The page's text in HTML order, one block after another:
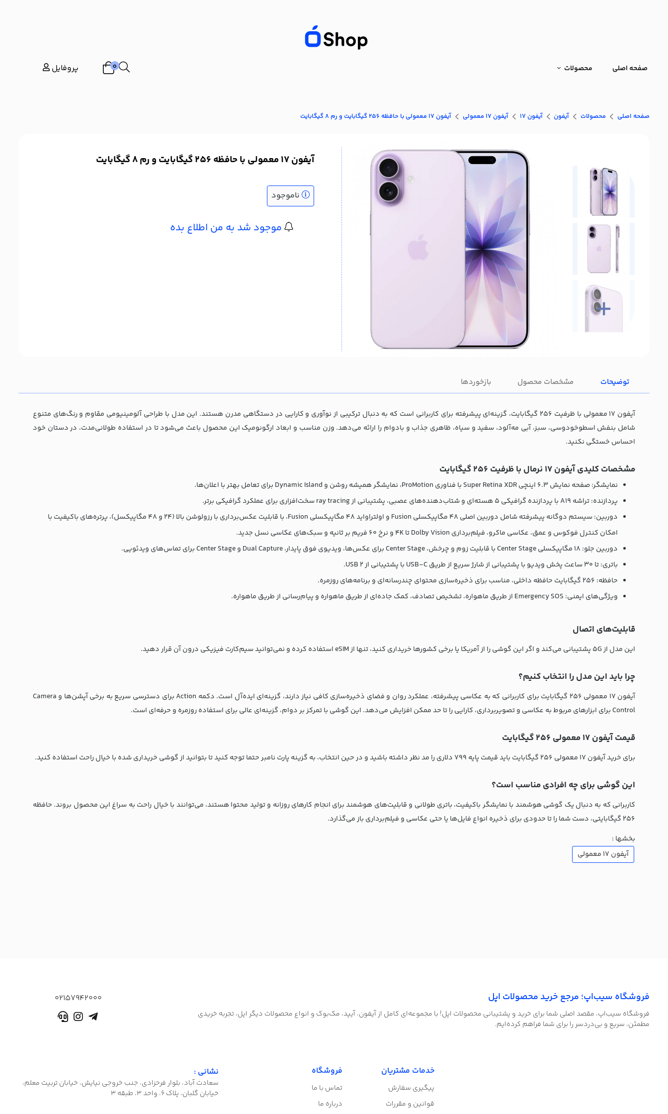
صفحه اصلی محصولات 0 پروفایل
صفحه اصلی محصولات آیفون آیفون 17 آیفون 17 معمولی آیفون 17 معمولی با حافظه 256 گیگابایت و رم 8 گیگابایت
آیفون 17 معمولی با حافظه 256 گیگابایت و رم 8 گیگابایت
ناموجود
موجود شد به من اطلاع بده
توضیحات مشخصات محصول بازخوردها
آیفون 17 معمولی با ظرفیت 256 گیگابایت، گزینه‌ای پیشرفته برای کاربرانی است که به دنبال ترکیبی از نوآوری و کارایی در دستگاهی مدرن هستند. این مدل با طراحی آلومینیومی مقاوم و رنگ‌های متنوع
شامل بنفش اسطوخودوسی، سبز، آبی مه‌آلود، سفید و سیاه، ظاهری جذاب و بادوام را ارائه می‌دهد. وزن مناسب و ابعاد ارگونومیک این محصول باعث می‌شود تا در استفاده طولانی‌مدت، در دستان خود
احساس خستگی نکنید.
مشخصات کلیدی آیفون 17 نرمال با ظرفیت 256 گیگابایت
نمایشگر: صفحه نمایش 6.3 اینچی Super Retina XDR با فناوری ProMotion، نمایشگر همیشه روشن و Dynamic Island برای تعامل بهتر با اعلان‌ها.
پردازنده: تراشه A19 با پردازنده گرافیکی 5 هسته‌ای و شتاب‌دهنده‌های عصبی، پشتیبانی از ray tracing سخت‌افزاری برای عملکرد گرافیکی برتر.
دوربین: سیستم دوگانه پیشرفته شامل دوربین اصلی 48 مگاپیکسلی Fusion و اولتراواید 48 مگاپیکسلی Fusion، با قابلیت عکس‌برداری با رزولوشن بالا (24 و 48 مگاپیکسل)، پرتره‌های باکیفیت با
امکان کنترل فوکوس و عمق، عکاسی ماکرو، فیلم‌برداری Dolby Vision تا 4K و نرخ 60 فریم بر ثانیه و سبک‌های عکاسی نسل جدید.
دوربین جلو: 18 مگاپیکسلی Center Stage با قابلیت زوم و چرخش، Center Stage برای عکس‌ها، ویدیوی فوق پایدار، Dual Capture و Center Stage برای تماس‌های ویدئویی.
باتری: تا 30 ساعت پخش ویدیو با پشتیبانی از شارژ سریع از طریق USB-C با پشتیبانی از USB 2.
حافظه: 256 گیگابایت حافظه داخلی، مناسب برای ذخیره‌سازی محتوای چندرسانه‌ای و برنامه‌های روزمره.
ویژگی‌های ایمنی: Emergency SOS از طریق ماهواره، تشخیص تصادف، کمک جاده‌ای از طریق ماهواره و پیام‌رسانی از طریق ماهواره.
قابلیت‌های اتصال
این مدل از 5G پشتیبانی می‌کند و اگر این گوشی را از آمریکا یا برخی کشورها خریداری کنید، تنها از eSIM استفاده کرده و نمی‌توانید سیم‌کارت فیزیکی درون آن قرار دهید.
چرا باید این مدل را انتخاب کنیم؟
آیفون 17 معمولی 256 گیگابایت برای کاربرانی که به عکاسی پیشرفته، عملکرد روان و فضای ذخیره‌سازی کافی نیاز دارند، گزینه‌ای ایده‌آل است. دکمه Action برای دسترسی سریع به برخی آپشن‌ها و Camera
Control برای ابزارهای مربوط به عکاسی و تصویربرداری، کارایی را تا حد ممکن افزایش می‌دهد. این گوشی با تمرکز بر دوام، گزینه‌ای عالی برای استفاده روزمره و حرفه‌ای است.
قیمت آیفون 17 معمولی 256 گیگابایت
برای خرید آيفون 17 معمولی 256 گیگابایت باید قیمت پایه 799 دلاری را مد نظر داشته باشید و در حین انتخاب، به گزینه پارت نامبر حتما توجه کنید تا بتوانید از گوشی خریداری شده با خیال راحت استفاده کنید.
این گوشی برای چه افرادی مناسب است؟
کاربرانی که به دنبال یک گوشی هوشمند با نمایشگر باکیفیت، باتری طولانی و قابلیت‌های هوشمند برای انجام کارهای روزانه و تولید محتوا هستند، می‌توانند با خیال راحت به سراغ این محصول بروند. حافظه
256 گیگابایتی، دست شما را تا حدودی برای ذخیره انواع فایل‌ها یا حتی عکاسی و فیلم‌برداری باز می‌گذارد.
بخشها :
آیفون 17 معمولی
فروشگاه سیب‌اپ؛ مرجع خرید محصولات اپل
فروشگاه سیب‌اپ، مقصد اصلی شما برای خرید و پشتیبانی محصولات اپل! با مجموعه‌ای کامل از آیفون، آیپد، مک‌بوک و انواع محصولات دیگر اپل، تجربه خریدی
مطمئن، سریع و بی‌دردسر را برای شما فراهم کرده‌ایم.
02157942000
خدمات مشتریان
پیگیری سفارش
قوانین و مقررات
فروشگاه
تماس با ما
درباره ما
نشانی :
سعادت آباد، بلوار فرحزادی، جنب خروجی نیایش، خیابان تربیت معلم،
خیابان گلبان، پلاک ۶، واحد ۳، طبقه ۳